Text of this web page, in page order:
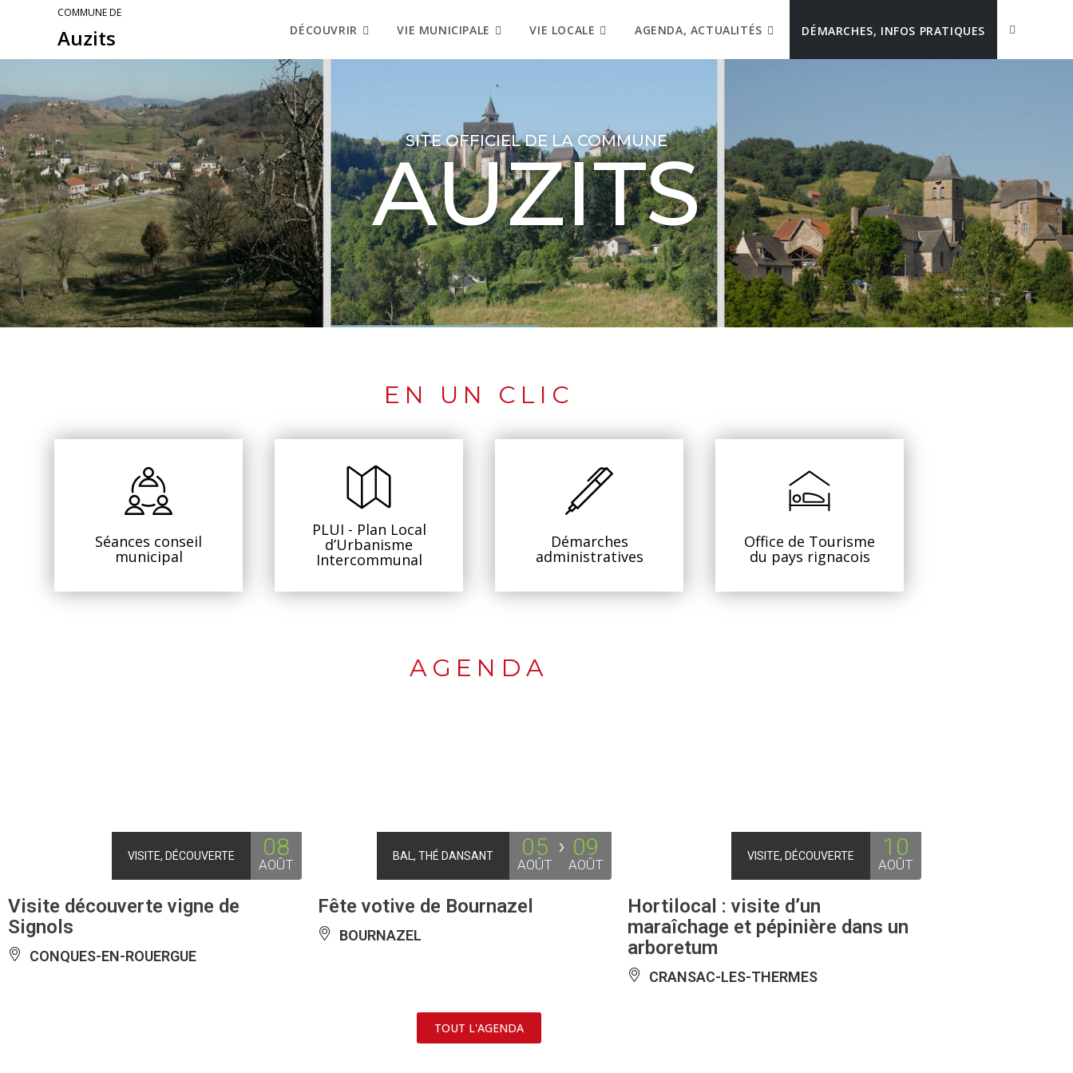
COMMUNE DE
Auzits DÉCOUVRIR VIE MUNICIPALE VIE LOCALE AGENDA, ACTUALITÉS DÉMARCHES, INFOS PRATIQUES
SITE OFFICIEL DE LA COMMUNE
AUZITS
EN UN CLIC
Séances conseil
municipal
PLUI - Plan Local
d’Urbanisme
Intercommunal
Démarches
administratives
Office de Tourisme
du pays rignacois
AGENDA
VISITE, DÉCOUVERTE 08
AOÛT
Visite découverte vigne de
Signols
CONQUES-EN-ROUERGUE
BAL, THÉ DANSANT 05
AOÛT
09
AOÛT
Fête votive de Bournazel
BOURNAZEL
VISITE, DÉCOUVERTE 10
AOÛT
Hortilocal : visite d’un
maraîchage et pépinière dans un
arboretum
CRANSAC-LES-THERMES
TOUT L'AGENDA